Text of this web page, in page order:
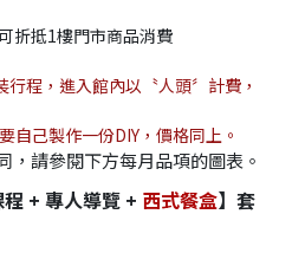
折抵1樓門市商品消費
程，進入館內以〝人頭〞計費，
自己製作一份DIY，價格同上。
，請參閱下方每月品項的圖表。
+ 專人導覽 + 西式餐盒​】套